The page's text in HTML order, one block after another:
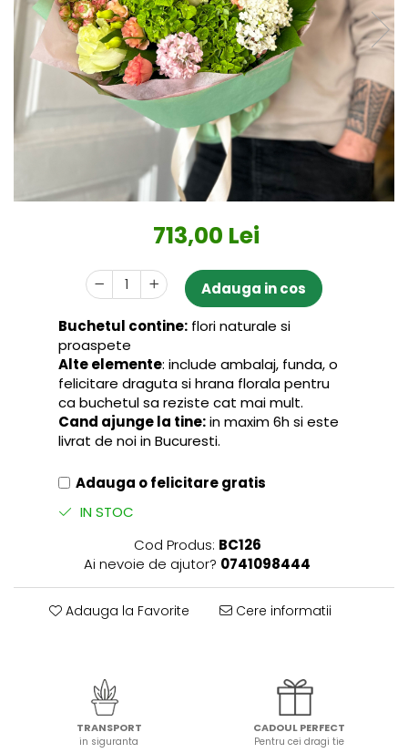
713,00 Lei
Adauga in cos
Buchetul contine: flori naturale si
proaspete
Alte elemente: include ambalaj, funda, o
felicitare draguta si hrana florala pentru
ca buchetul sa reziste cat mai mult.
Cand ajunge la tine:in maxim 6h si este
livrat de noi in Bucuresti.
Adauga o felicitare gratis
IN STOC
Cod Produs: BC126
Ai nevoie de ajutor? 0741098444
Adauga la Favorite Cere informatii
TRANSPORT
in siguranta
CADOUL PERFECT
Pentru cei dragi tie